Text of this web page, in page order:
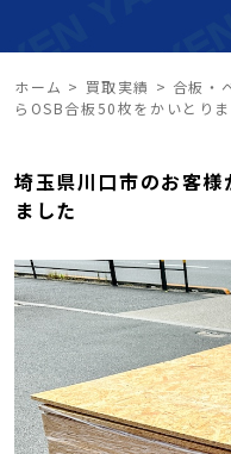
ホーム > 買取実績 > 合板・
らOSB合板50枚をかいとり
埼玉県川口市のお客
ました